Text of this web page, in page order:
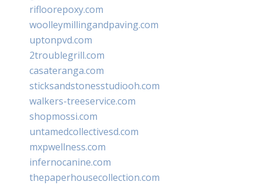
rifloorepoxy.com
woolleymillingandpaving.com
uptonpvd.com
2troublegrill.com
casateranga.com
sticksandstonesstudiooh.com
walkers-treeservice.com
shopmossi.com
untamedcollectivesd.com
mxpwellness.com
infernocanine.com
thepaperhousecollection.com